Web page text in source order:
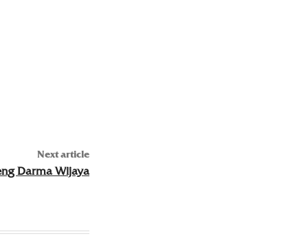
Next article
Darma Wijaya